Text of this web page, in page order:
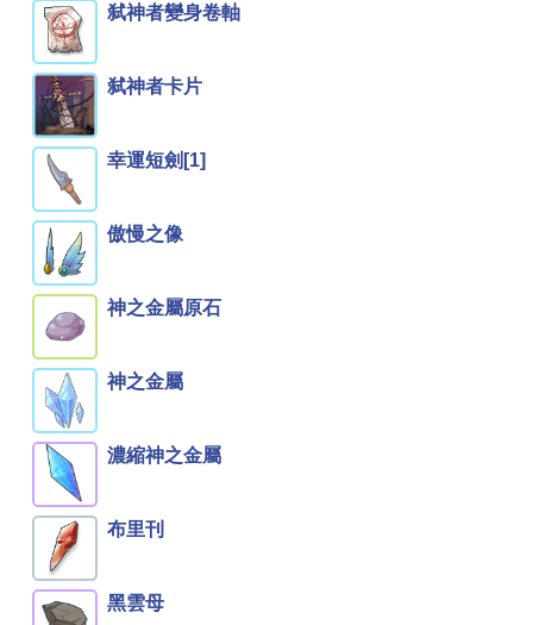
弑神者變身卷軸
弑神者卡片
幸運短劍[1]
傲慢之像
神之金屬原石
神之金屬
濃縮神之金屬
布里刊
黑雲母